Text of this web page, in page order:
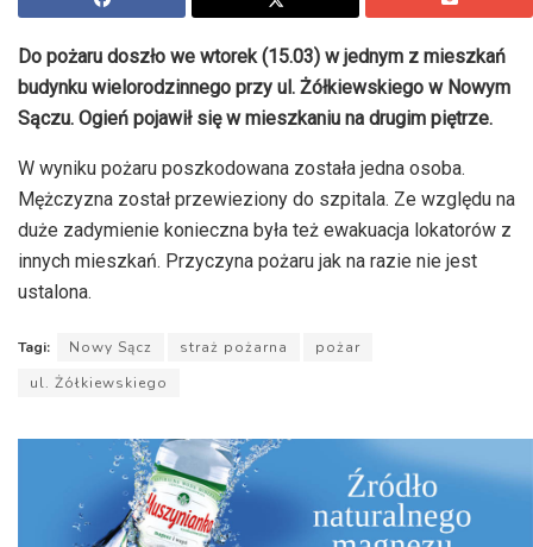
Do pożaru doszło we wtorek (15.03) w jednym z mieszkań
budynku wielorodzinnego przy ul. Żółkiewskiego w Nowym
Sączu. Ogień pojawił się w mieszkaniu na drugim piętrze.
W wyniku pożaru poszkodowana została jedna osoba.
Mężczyzna został przewieziony do szpitala. Ze względu na
duże zadymienie konieczna była też ewakuacja lokatorów z
innych mieszkań. Przyczyna pożaru jak na razie nie jest
ustalona.
Tagi: Nowy Sącz straż pożarna
pożar
ul. Żółkiewskiego